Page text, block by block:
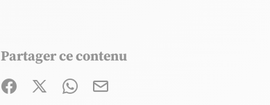
Partager ce contenu
Partager sur Facebook (nouvelle fenêtre)
Partager sur X / Twitter (nouvelle
Partager sur WhatsApp
Partager par mail